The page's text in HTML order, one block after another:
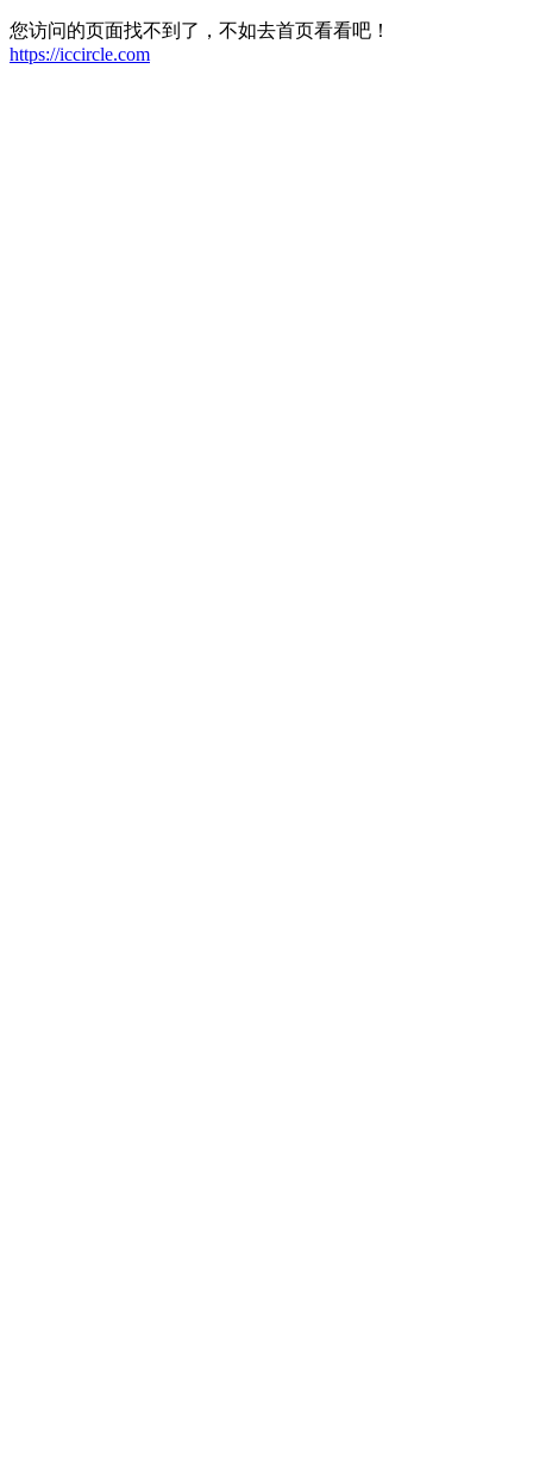
您访问的页面找不到了，不如去首页看看吧！
https://iccircle.com